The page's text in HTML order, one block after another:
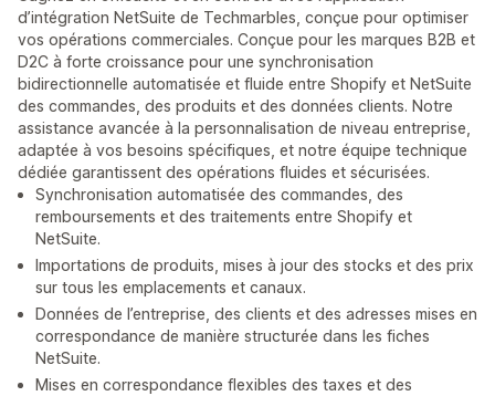
d’intégration NetSuite de Techmarbles, conçue pour optimiser
vos opérations commerciales. Conçue pour les marques B2B et
D2C à forte croissance pour une synchronisation
bidirectionnelle automatisée et fluide entre Shopify et NetSuite
des commandes, des produits et des données clients. Notre
assistance avancée à la personnalisation de niveau entreprise,
adaptée à vos besoins spécifiques, et notre équipe technique
dédiée garantissent des opérations fluides et sécurisées.
Synchronisation automatisée des commandes, des
remboursements et des traitements entre Shopify et
NetSuite.
Importations de produits, mises à jour des stocks et des prix
sur tous les emplacements et canaux.
Données de l’entreprise, des clients et des adresses mises en
correspondance de manière structurée dans les fiches
NetSuite.
Mises en correspondance flexibles des taxes et des